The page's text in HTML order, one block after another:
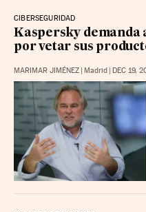
CIBERSEGURIDAD
Kaspersky demanda
por vetar sus
MARIMAR JIMÉNEZ | Madrid | DEC 19,